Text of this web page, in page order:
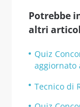
Potrebbe
altri
Quiz
aggiornato
Tecnico di